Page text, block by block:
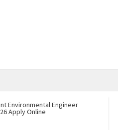
Environmental Engineer
Apply Online